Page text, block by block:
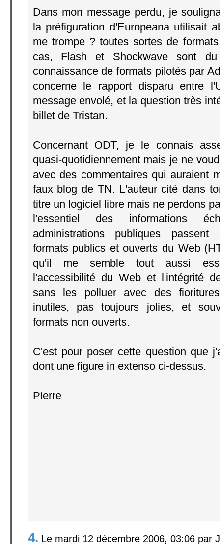
Dans mon message perdu, je
la préfiguration d'Europeana utilisait
me trompe ? toutes sortes de
cas, Flash et Shockwave sont
connaissance de formats pilotés par
concerne le rapport disparu entre
message envolé, et la question très
billet de Tristan.
Concernant ODT, je le connais
quasi-quotidiennement mais je ne
avec des commentaires qui auraient
faux blog de TN. L'auteur cité dans
titre un logiciel libre mais ne perdons
l'essentiel des informations
administrations publiques
formats publics et ouverts du Web
qu'il me semble tout aussi
l'accessibilité du Web et l'intégrité
sans les polluer avec des
inutiles, pas toujours jolies, et
formats non ouverts.
C'est pour poser cette question que
dont une figure in extenso ci-dessus.
Pierre
4. Le mardi 12 décembre 2006, 03:06 par